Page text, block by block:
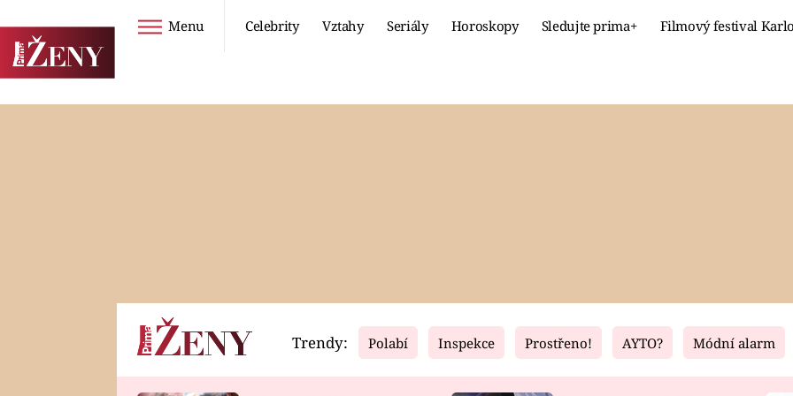
Menu Celebrity Vztahy Seriály Horoskopy Sledujte prima+ Filmový festival
Horoskopy Video Fresh Living
Trendy: Polabí Inspekce Prostřeno! AYTO? Módní alarm